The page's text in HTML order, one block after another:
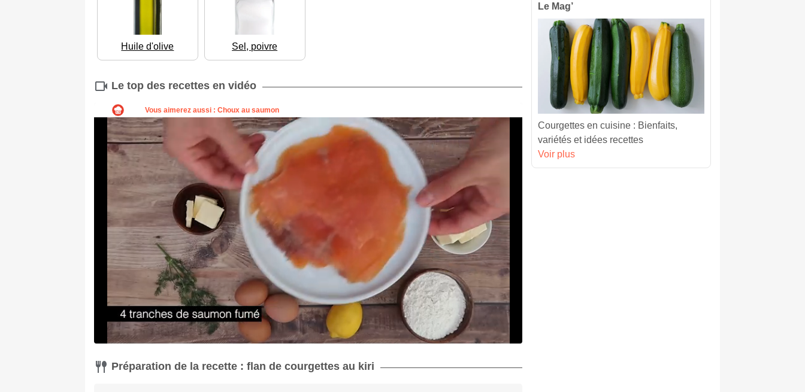
Huile d'olive Sel, poivre
Le top des recettes en vidéo
Préparation de la recette : flan de courgettes au kiri
Le Mag’
Courgettes en cuisine : Bienfaits,
variétés et idées recettes
Voir plus